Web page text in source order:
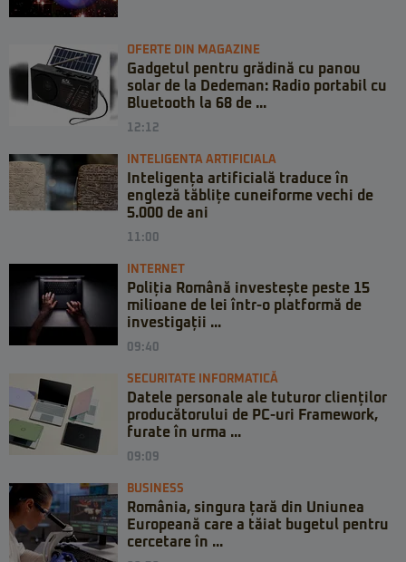
OFERTE DIN MAGAZINE
Gadgetul pentru grădină cu panou
solar de la Dedeman: Radio portabil cu
Bluetooth la 68 de ...
12:12
INTELIGENTA ARTIFICIALA
Inteligența artificială traduce în
engleză tăblițe cuneiforme vechi de
5.000 de ani
11:00
INTERNET
Poliția Română investește peste 15
milioane de lei într-o platformă de
investigații ...
09:40
SECURITATE INFORMATICĂ
Datele personale ale tuturor clienților
producătorului de PC-uri Framework,
furate în urma ...
09:09
BUSINESS
România, singura țară din Uniunea
Europeană care a tăiat bugetul pentru
cercetare în ...